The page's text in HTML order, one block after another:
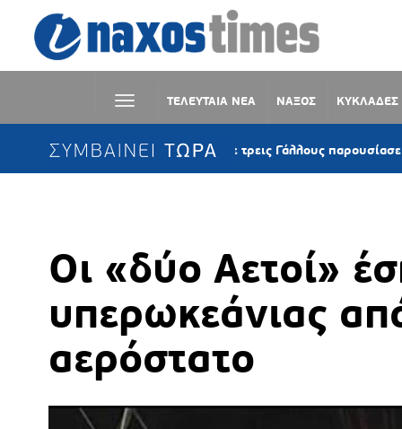
ΤΕΛΕΥΤΑΙΑ ΝΕΑ ΝΑΞΟΣ ΚΥΚΛΑΔΕΣ
ΣΥΜΒΑΙΝΕΙ ΤΩΡΑ
Κέα: Ιστιοφόρο με τρεις Γάλλους παρουσίασε μηχανική
Οι «δύο Αετοί»
υπερωκεάνιας
αερόστατο